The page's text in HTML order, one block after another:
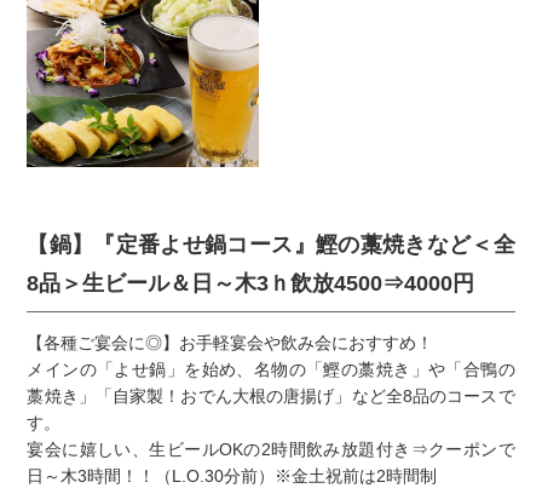
【鍋】『定番よせ鍋コース』鰹の藁焼きなど＜全
8品＞生ビール＆日～木3ｈ飲放4500⇒4000円
【各種ご宴会に◎】お手軽宴会や飲み会におすすめ！
メインの「よせ鍋」を始め、名物の「鰹の藁焼き」や「合鴨の
藁焼き」「自家製！おでん大根の唐揚げ」など全8品のコースで
す。
宴会に嬉しい、生ビールOKの2時間飲み放題付き⇒クーポンで
日～木3時間！！（L.O.30分前）※金土祝前は2時間制